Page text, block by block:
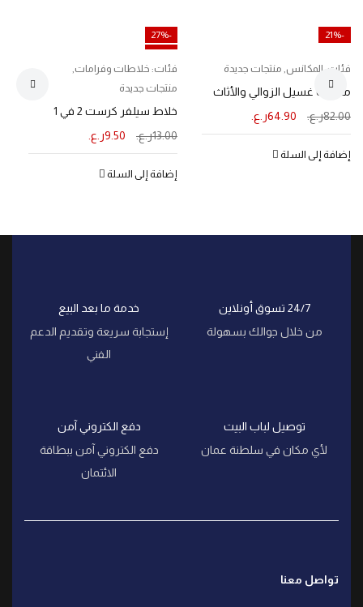
-21%
فئات: المكانس, منتجات جديدة
مكنسة غسيل الزوالي والأثاث
82.00ر.ع. 64.90ر.ع.
إضافة إلى السلة
-27%
مميز
فئات: خلاطات وفرامات,
منتجات جديدة
خلاط سيلفر كرست 2 في 1
13.00ر.ع. 9.50ر.ع.
إضافة إلى السلة
24/7 تسوق أونلاين
من خلال جوالك بسهولة
خدمة ما بعد البيع
إستجابة سريعة وتقديم الدعم
الفني
توصيل لباب البيت
لأي مكان في سلطنة عمان
دفع الكتروني آمن
دفع الكتروني آمن ببطاقة
الائتمان
تواصل معنا